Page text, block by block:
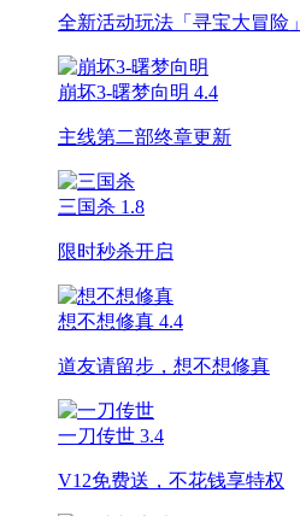
全新活动玩法「寻宝大冒险」
崩坏3-曙梦向明 4.4
主线第二部终章更新
三国杀 1.8
限时秒杀开启
想不想修真 4.4
道友请留步，想不想修真
一刀传世 3.4
V12免费送，不花钱享特权